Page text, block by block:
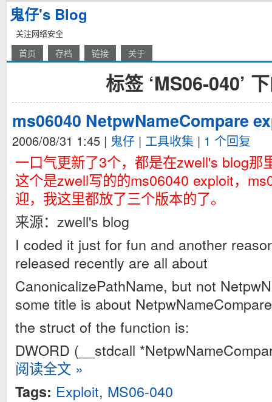
鬼仔's Blog
关注网络安全
首页 存档 链接 关于
标签 ‘MS06-040’
ms06040 NetpwNameCompare
2006/08/31 1:45 | 鬼仔 | 工具收集 | 1 个回复
一口气更新了3个，都是在zwell's blog那
这个是zwell写的的ms06040 exploit，
迎，我这里都放了三个版本的了。
来源：zwell's blog
I coded it just for fun and another
released recently are all about
CanonicalizePathName, but not
some title is about
the struct of the function is:
DWORD (__stdcall
阅读全文 »
Tags: Exploit, MS06-040